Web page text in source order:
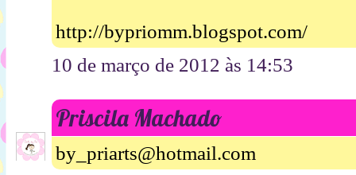
http://bypriomm.blogspot.com/
10 de março de 2012 às 14:53
Priscila Machado
by_priarts@hotmail.com